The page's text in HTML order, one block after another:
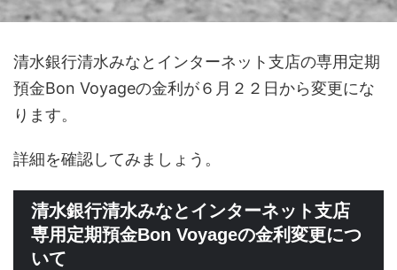
清水銀行清水みなとインターネット支店の専用定期
預金Bon Voyageの金利が６月２２日から変更にな
ります。
詳細を確認してみましょう。
清水銀行清水みなとインターネット支店
専用定期預金Bon Voyageの金利変更につ
いて